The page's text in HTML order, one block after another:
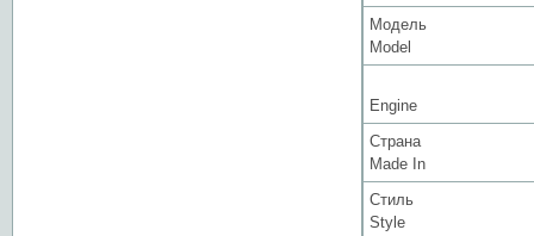
Модель
Model
Engine
Страна
Made In
Стиль
Style